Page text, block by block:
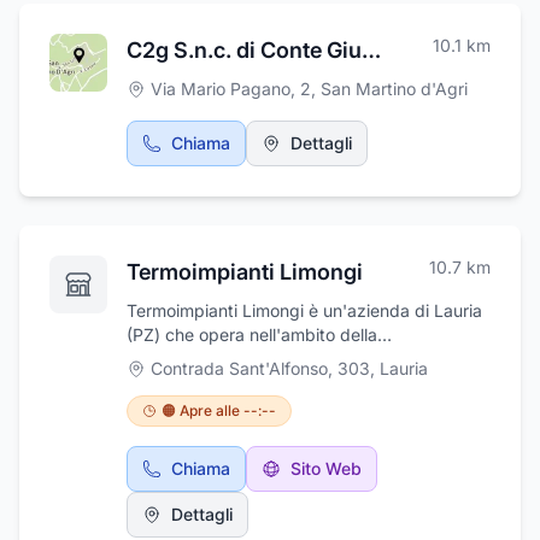
accuratamente tra le migliori proposte del
mercato.Consiglio Arredamenti può vantare
una lunghissima esperienza nel settore degli
Potenza nacque come attività artigianale e
negli anni è riuscita ad adeguarsi alle
C2g S.n.c. di Conte Giuseppe e Cirigliano Giuseppe 10.1 km
Via Mario Pagano, 2, San Martino d'Agri
Chiama Dettagli
Termoimpianti Limongi 10.7 km
Termoimpianti Limongi è un'azienda di Lauria
(PZ) che opera nell'ambito della
termoidraulica. L'esperienza e le competenze
maturate sul campo negli anni rendono allo
staff Termoimpianti il massimo della serietà e
della professionalità. Specializzata nella
progettazione e realizzazione impianti ad uso
civile e industriale di: climatizzazione e
trattamento dell'aria, riscaldamento,
antincendio, solare termico, idraulici e
Contrada Sant'Alfonso, 303, Lauria
🟠 Apre alle --:--
Chiama Sito Web
Dettagli